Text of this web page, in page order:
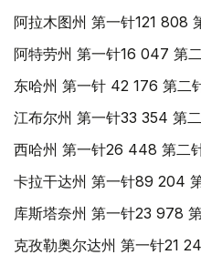
阿拉木图州 第一针121 808
阿特劳州 第一针16 047 第
东哈州 第一针 42 176 第二
江布尔州 第一针33 354 第
西哈州 第一针26 448 第二
卡拉干达州 第一针89 204
库斯塔奈州 第一针23 978
克孜勒奥尔达州 第一针21